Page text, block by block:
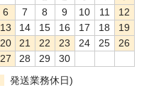
6
7 8 9 10 11
12
13
14 15 16 17 18
19
20
21 22 23 24 25
26
27
28 29
30
発送業務休日)